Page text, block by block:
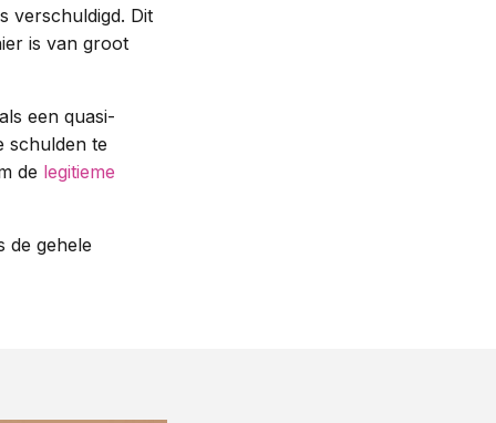
verschuldigd. Dit
is van groot
een quasi-
schulden te
de legitieme
de gehele